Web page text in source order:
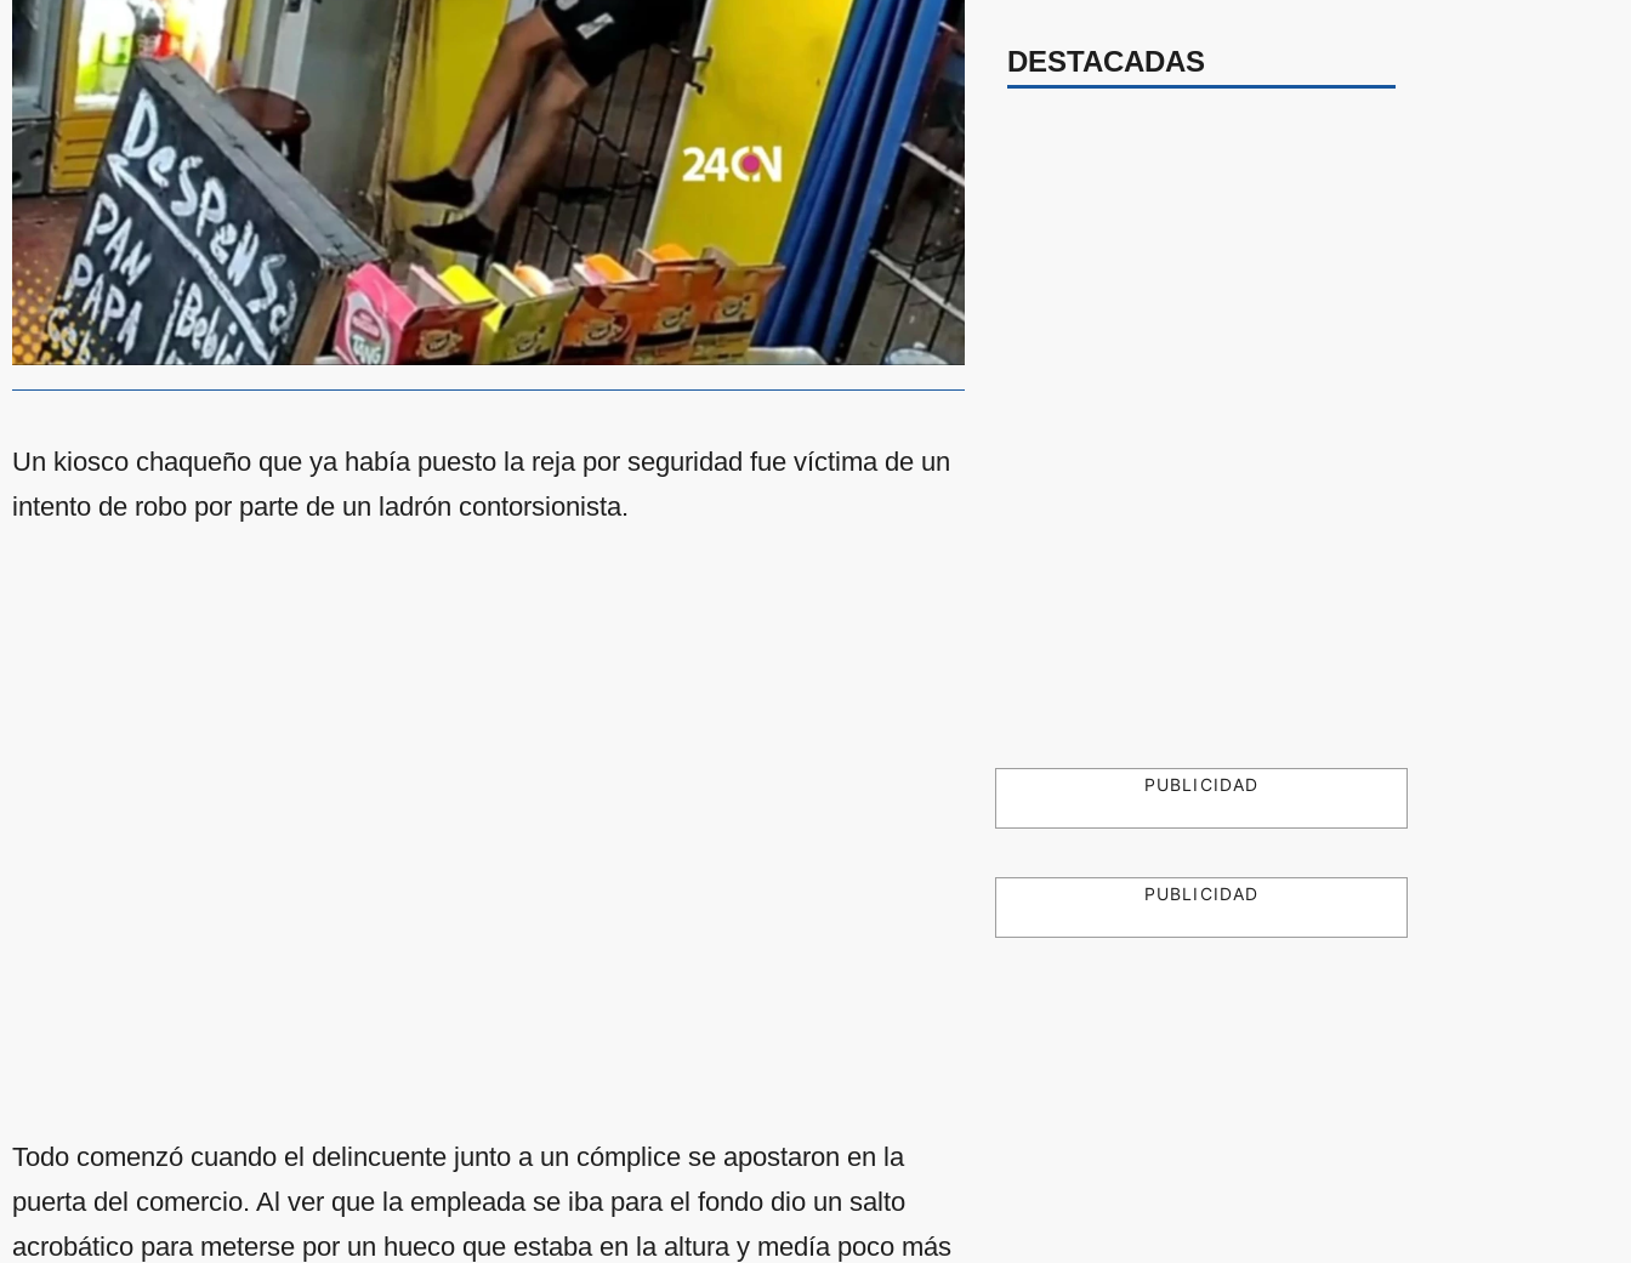
Un kiosco chaqueño que ya había puesto la reja por seguridad fue víctima de un
intento de robo por parte de un ladrón contorsionista.
Todo comenzó cuando el delincuente junto a un cómplice se apostaron en la
puerta del comercio. Al ver que la empleada se iba para el fondo dio un salto
acrobático para meterse por un hueco que estaba en la altura y medía poco más
DESTACADAS
PUBLICIDAD
PUBLICIDAD